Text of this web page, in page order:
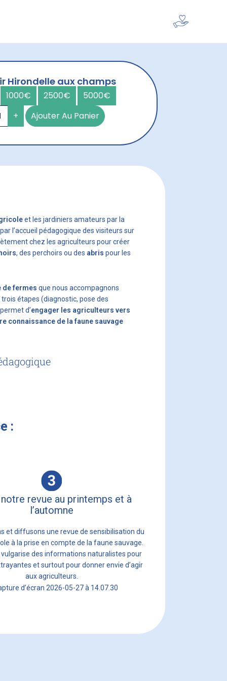
Hirondelle aux champs
1000€ 2500€
5000€
+ Ajouter Au Panier
et les jardiniers amateurs par la
l’accueil pédagogique des visiteurs sur
chez les agriculteurs pour créer
, des perchoirs ou des abris pour les
de fermes que nous accompagnons
étapes (diagnostic, pose des
d’engager les agriculteurs vers
connaissance de la faune sauvage
:
revue au printemps et à
l’automne
et diffusons une revue de sensibilisation du
à la prise en compte de la faune sauvage.
des informations naturalistes pour
et surtout pour donner envie d’agir
aux agriculteurs.